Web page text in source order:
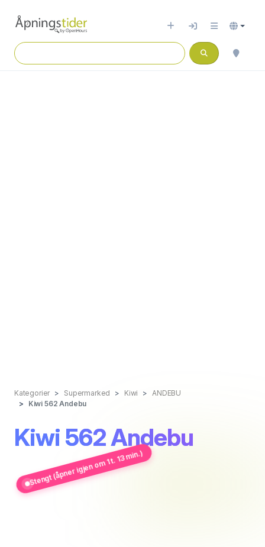
Kategorier Supermarked Kiwi
ANDEBU
Kiwi 562 Andebu
Kiwi 562 Andebu
Stengt (åpner igjen om 1 t. 13 min.)